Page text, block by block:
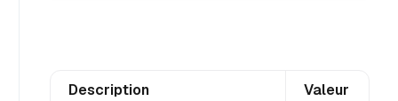
Description
Valeur